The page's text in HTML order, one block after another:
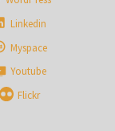
Linkedin
Myspace
Youtube
Flickr